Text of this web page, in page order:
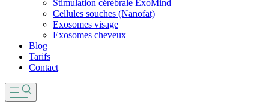
Stimulation cérébrale ExoMind
Cellules souches (Nanofat)
Exosomes visage
Exosomes cheveux
Blog
Tarifs
Contact